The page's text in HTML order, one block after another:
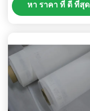
หา ราคา ที่ ดี ที่สุด